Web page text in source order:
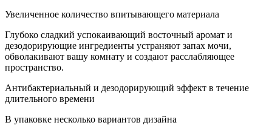
Увеличенное количество впитывающего материала
Глубоко сладкий успокаивающий восточный аромат и
дезодорирующие ингредиенты устраняют запах мочи,
обволакивают вашу комнату и создают расслабляющее
пространство.
Антибактериальный и дезодорирующий эффект в течение
длительного времени
В упаковке несколько вариантов дизайна